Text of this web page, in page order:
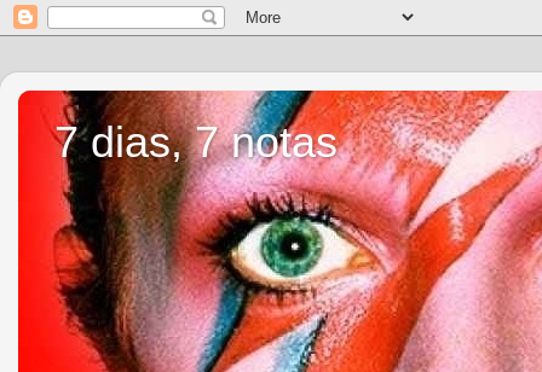
7 dias, 7 notas